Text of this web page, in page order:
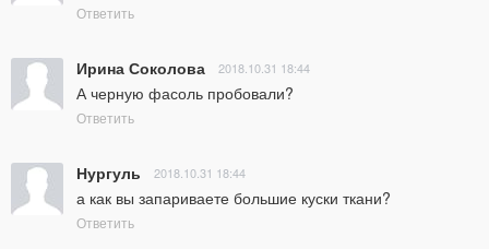
Ответить
Ирина Соколова 2018.10.31 18:44
А черную фасоль пробовали?
Ответить
Нургуль 2018.10.31 18:44
а как вы запариваете большие куски ткани?
Ответить